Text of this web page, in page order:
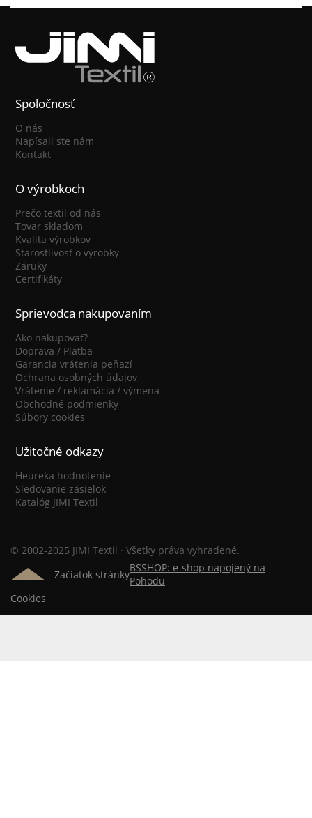
Spoločnosť
O nás
Napísali ste nám
Kontakt
O výrobkoch
Prečo textil od nás
Tovar skladom
Kvalita výrobkov
Starostlivosť o výrobky
Záruky
Certifikáty
Sprievodca nakupovaním
Ako nakupovať?
Doprava / Platba
Garancia vrátenia peňazí
Ochrana osobných údajov
Vrátenie / reklamácia / výmena
Obchodné podmienky
Súbory cookies
Užitočné odkazy
Heureka hodnotenie
Sledovanie zásielok
Katalóg JIMI Textil
© 2002-2025 JIMI Textil · Všetky práva vyhradené.
Začiatok stránkyBSSHOP: e-shop napojený na
Pohodu
Cookies